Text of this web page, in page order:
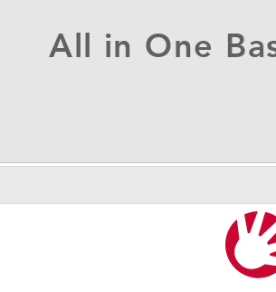
All in One